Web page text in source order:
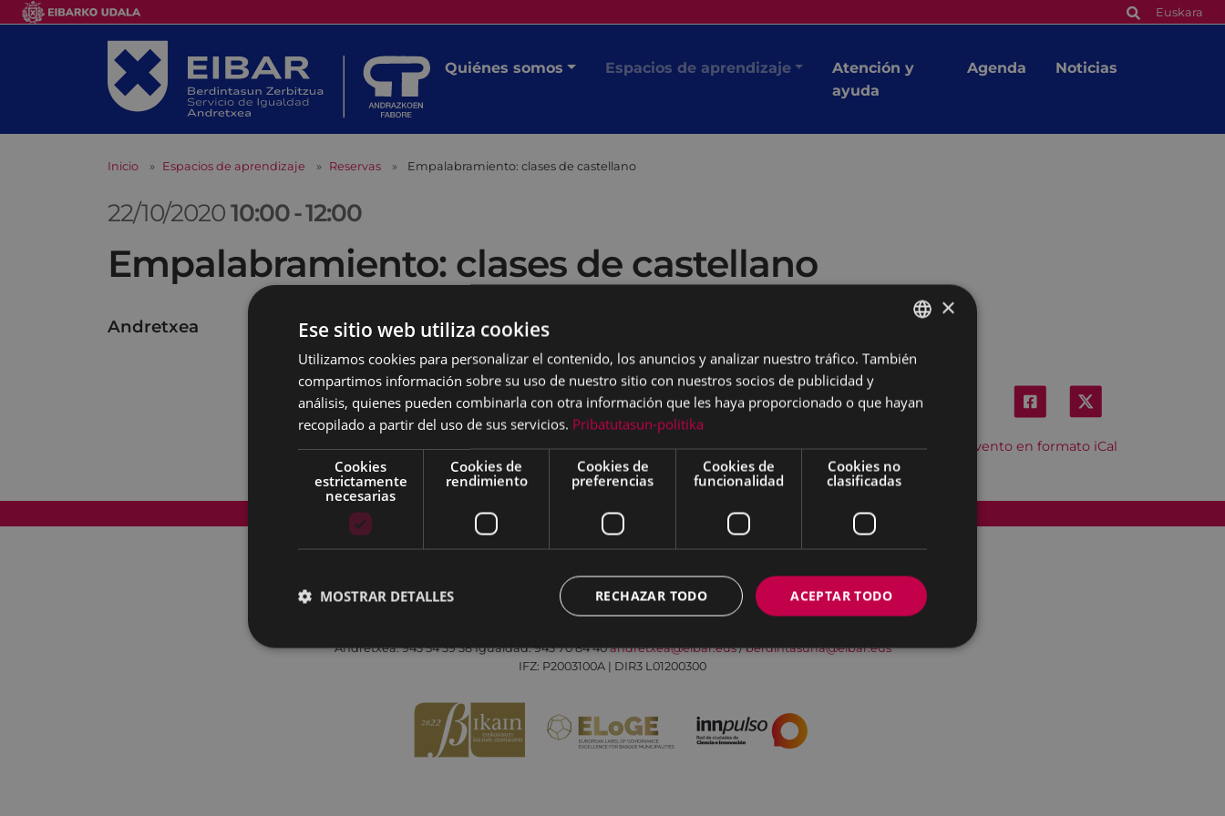
Euskara
Quiénes somos Espacios de aprendizaje
Atención y
ayuda
Agenda Noticias
Inicio Espacios de aprendizaje Reservas Empalabramiento: clases de castellano
22/10/202010:00-12:00
Empalabramiento: clases de castellano
Andretxea
Descargar el evento en formato iCal
Mapa del Sitio Aviso legal Política de cookies Contacto Accesibilidad
Todas las redes sociales del Ayuntamiento
Andretxea: 943 54 39 38Igualdad: 943 70 84 40andretxea@eibar.eus/berdintasuna@eibar.eus
IFZ: P2003100A | DIR3 L01200300
BASQUE
×
Ese sitio web utiliza cookies
Utilizamos cookies para personalizar el contenido, los anuncios y analizar nuestro tráfico. También
compartimos información sobre su uso de nuestro sitio con nuestros socios de publicidad y
análisis, quienes pueden combinarla con otra información que les haya proporcionado o que hayan
recopilado a partir del uso de sus servicios. Pribatutasun-politika
Cookies
estrictamente
necesarias
Cookies de
rendimiento
Cookies de
preferencias
Cookies de
funcionalidad
Cookies no
clasificadas
ACEPTAR TODO
RECHAZAR TODO
MOSTRAR DETALLES